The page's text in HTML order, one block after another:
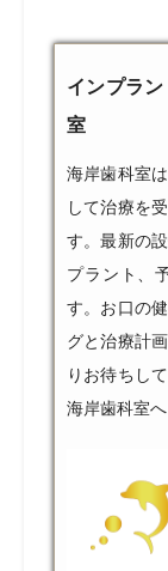
インプラ
室
海岸歯科室
して治療を
す。最新の
プラント、
す。お口の
グと治療計
りお待ちし
海岸歯科室へ